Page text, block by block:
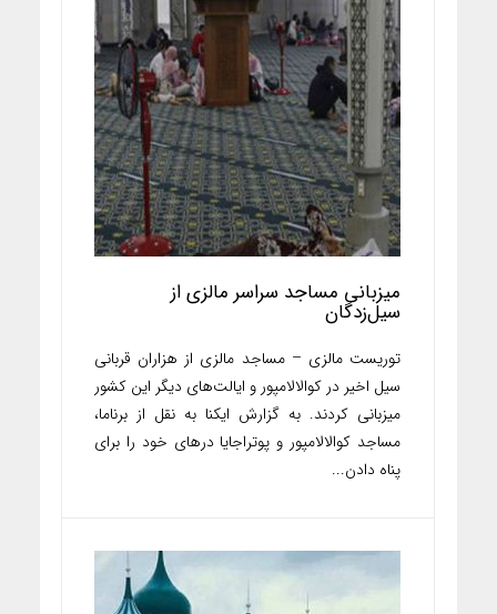
میزبانی مساجد سراسر مالزی از
سیل‌زدگان
توریست مالزی – مساجد مالزی از هزاران قربانی
سیل اخیر در کوالالامپور و ایالت‌های دیگر این کشور
میزبانی کردند. به گزارش ایکنا به نقل از برناما،
مساجد کوالالامپور و پوتراجایا درهای خود را برای
پناه دادن...